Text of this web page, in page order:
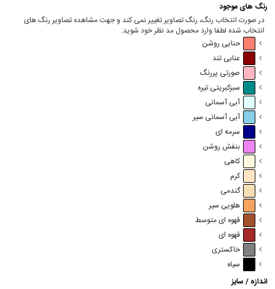
رنگ های موجود
در صورت انتخاب رنگ، رنگ تصاویر تغییر نمی کند و جهت مشاهده تصاویر رنگ های
انتخاب شده لطفا وارد محصول مد نظر خود شوید.
حنایی روشن
عنابی تند
صورتی پررنگ
سبزکبریتی تیره
آبی آسمانی
آبی آسمانی سیر
سرمه ای
بنفش روشن
کاهی
کرم
گندمی
هلویی سیر
قهوه ای متوسط
قهوه ای
خاکستری
سیاه
اندازه / سایز